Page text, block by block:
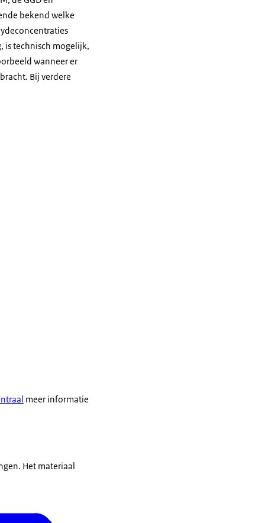
bekend welke
is technisch mogelijk,
wanneer er
Bij verdere
meer informatie
Het materiaal